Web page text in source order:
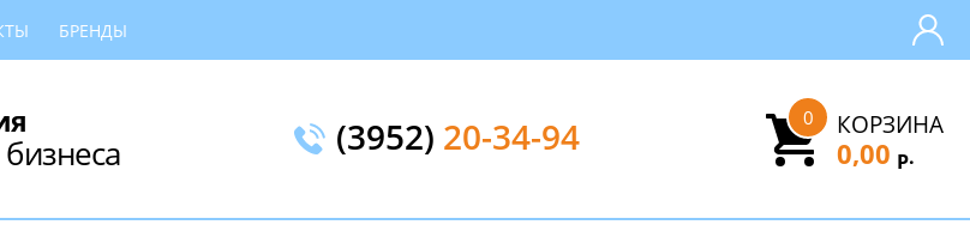
БРЕНДЫ
бизнеса (3952) 20-34-94 КОРЗИНА
0
0,00 Р.